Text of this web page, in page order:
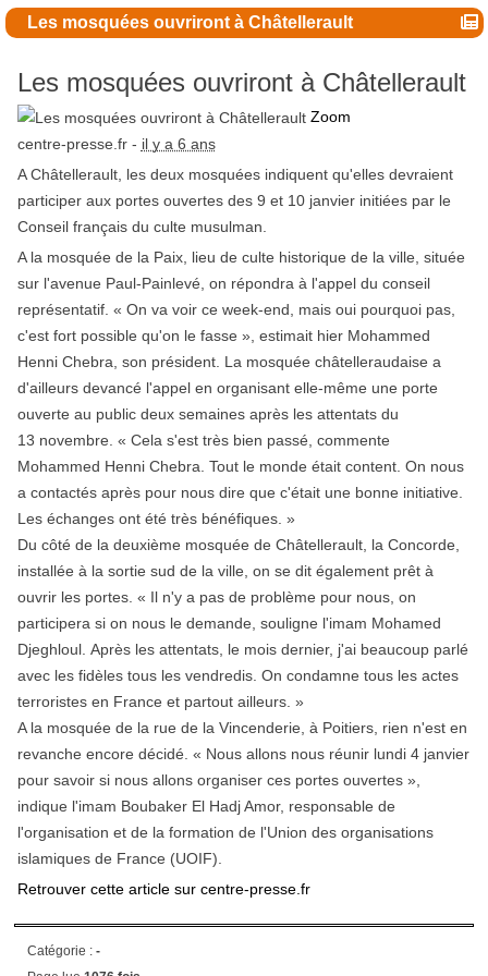
Les mosquées ouvriront à Châtellerault
Les mosquées ouvriront à Châtellerault
Zoom
centre-presse.fr - il y a 6 ans
A Châtellerault, les deux mosquées indiquent qu'elles devraient
participer aux portes ouvertes des 9 et 10 janvier initiées par le
Conseil français du culte musulman.
A la mosquée de la Paix, lieu de culte historique de la ville, située
sur l'avenue Paul-Painlevé, on répondra à l'appel du conseil
représentatif. « On va voir ce week-end, mais oui pourquoi pas,
c'est fort possible qu'on le fasse », estimait hier Mohammed
Henni Chebra, son président. La mosquée châtelleraudaise a
d'ailleurs devancé l'appel en organisant elle-même une porte
ouverte au public deux semaines après les attentats du
13 novembre. « Cela s'est très bien passé, commente
Mohammed Henni Chebra. Tout le monde était content. On nous
a contactés après pour nous dire que c'était une bonne initiative.
Les échanges ont été très bénéfiques. »
Du côté de la deuxième mosquée de Châtellerault, la Concorde,
installée à la sortie sud de la ville, on se dit également prêt à
ouvrir les portes. « Il n'y a pas de problème pour nous, on
participera si on nous le demande, souligne l'imam Mohamed
Djeghloul. Après les attentats, le mois dernier, j'ai beaucoup parlé
avec les fidèles tous les vendredis. On condamne tous les actes
terroristes en France et partout ailleurs. »
A la mosquée de la rue de la Vincenderie, à Poitiers, rien n'est en
revanche encore décidé. « Nous allons nous réunir lundi 4 janvier
pour savoir si nous allons organiser ces portes ouvertes »,
indique l'imam Boubaker El Hadj Amor, responsable de
l'organisation et de la formation de l'Union des organisations
islamiques de France (UOIF).
Retrouver cette article sur centre-presse.fr
Catégorie : -